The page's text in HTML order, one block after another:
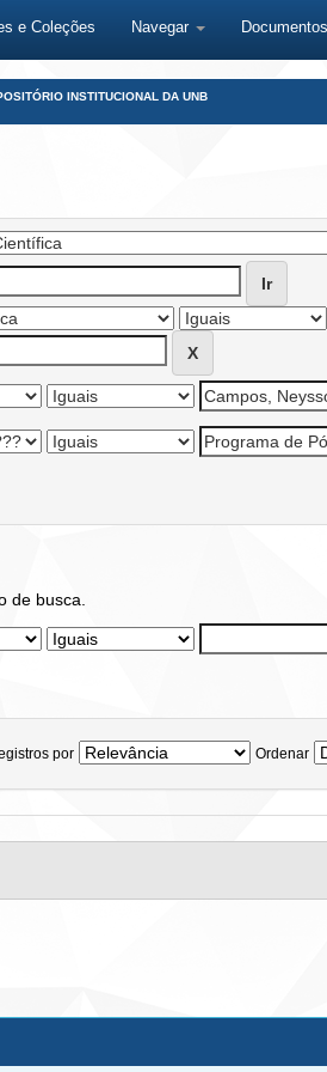
e Coleções Navegar Documentos
INSTITUCIONAL DA UNB
de busca.
por Ordenar